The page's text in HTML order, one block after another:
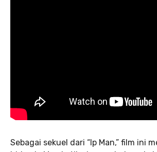
Sebagai sekuel dari “Ip Man,” film ini